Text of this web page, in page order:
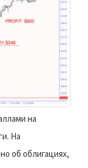
на
На
об облигациях,